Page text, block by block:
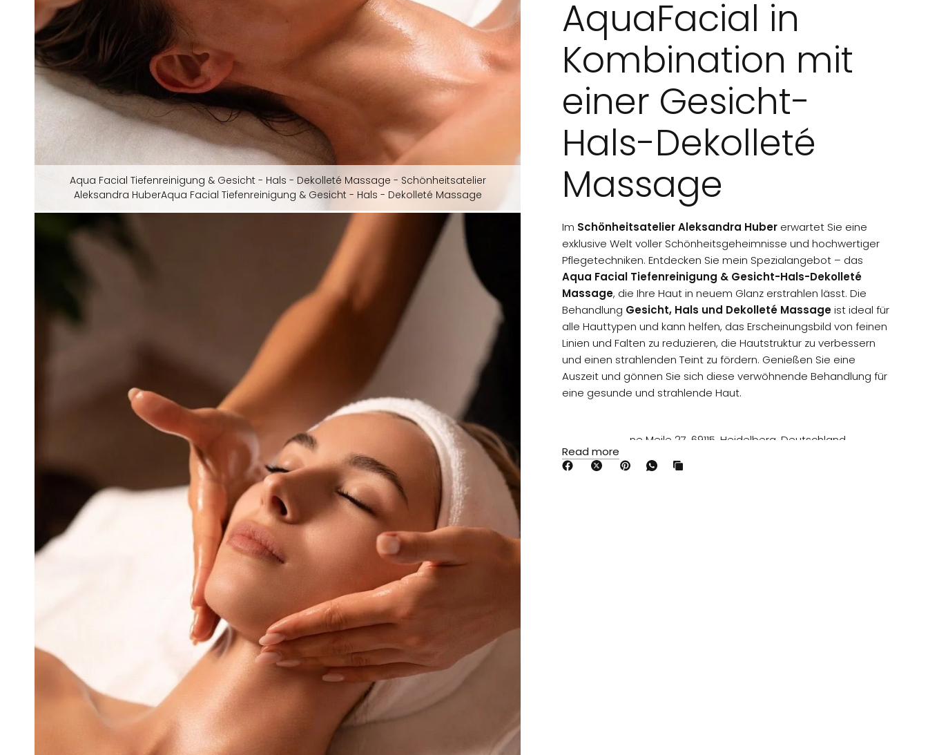
Aqua Facial Tiefenreinigung & Gesicht - Hals - Dekolleté Massage - Schönheitsatelier
Aleksandra HuberAqua Facial Tiefenreinigung & Gesicht - Hals - Dekolleté Massage
AquaFacial in
Kombination mit
einer Gesicht-
Hals-Dekolleté
Massage
Im Schönheitsatelier Aleksandra Huber erwartet Sie eine
exklusive Welt voller Schönheitsgeheimnisse und hochwertiger
Pflegetechniken. Entdecken Sie mein Spezialangebot – das
Aqua Facial Tiefenreinigung & Gesicht-Hals-Dekolleté
Massage, die Ihre Haut in neuem Glanz erstrahlen lässt.Die
Behandlung Gesicht, Hals und Dekolleté Massageist ideal für
alle Hauttypen und kann helfen, das Erscheinungsbild von feinen
Linien und Falten zu reduzieren, die Hautstruktur zu verbessern
und einen strahlenden Teint zu fördern. Genießen Sie eine
Auszeit und gönnen Sie sich diese verwöhnende Behandlung für
eine gesunde und strahlende Haut.
Standort: Grüne Meile 27, 69115, Heidelberg, Deutschland
Read more